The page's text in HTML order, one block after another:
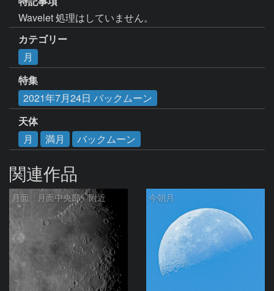
Wavelet 処理はしていません。
カテゴリー
月
特集
2021年7月24日 バックムーン
天体
月
満月 バックムーン
関連作品
月面「月面中央部」附近 今朝月